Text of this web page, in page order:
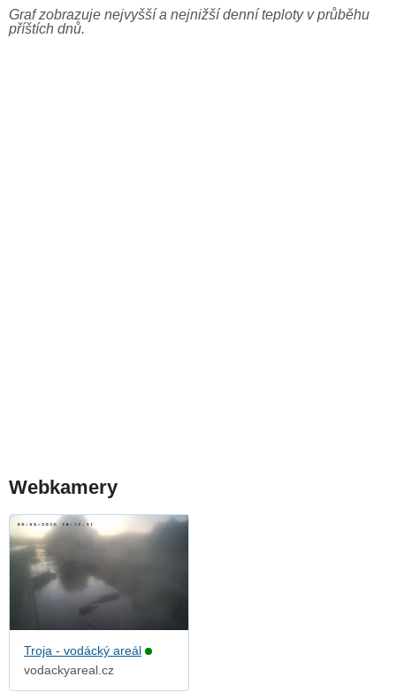
Graf zobrazuje nejvyšší a nejnižší denní teploty v průběhu
příštích dnů.
Webkamery
Troja - vodácký areál
vodackyareal.cz